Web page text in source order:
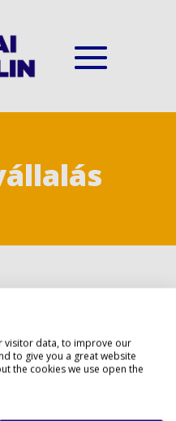
be a kormány a
visitor data, to improve our
to give you a great website
the cookies we use open the